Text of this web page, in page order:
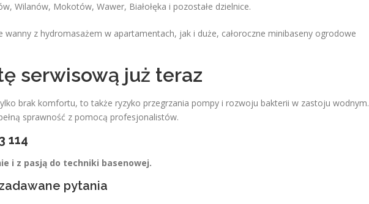
Wilanów, Mokotów, Wawer, Białołęka i pozostałe dzielnice.
wanny z hydromasażem w apartamentach, jak i duże, całoroczne minibaseny ogrodowe
serwisową już teraz
brak komfortu, to także ryzyko przegrzania pompy i rozwoju bakterii w zastoju wodnym.
sprawność z pomocą profesjonalistów.
114
i z pasją do techniki basenowej.
pytania